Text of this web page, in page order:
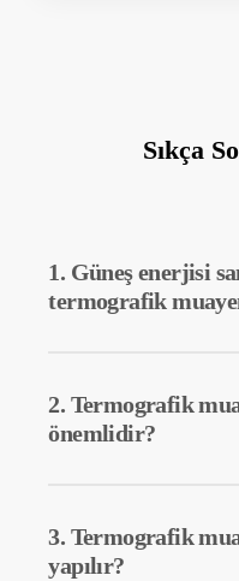
Sıkça
1. Güneş enerjisi
termografik
tekniktir. Bu muayene
edilebilir ve önleyici bakım
2. Termografik
önemlidir?
erken teşhisi ve önleyici
düşürülebilir.
3. Termografik
yapılır?